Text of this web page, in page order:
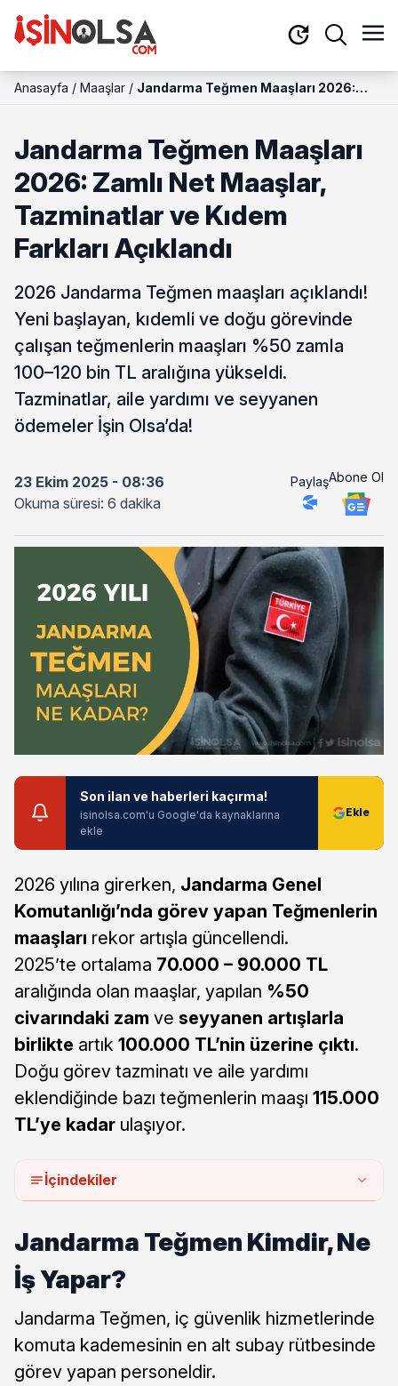
Anasayfa / Maaşlar / Jandarma Teğmen Maaşları 2026:
Jandarma Teğmen Maaşları
2026: Zamlı Net Maaşlar,
Tazminatlar ve Kıdem
Farkları Açıklandı
2026 Jandarma Teğmen maaşları açıklandı!
Yeni başlayan, kıdemli ve doğu görevinde
çalışan teğmenlerin maaşları %50 zamla
100–120 bin TL aralığına yükseldi.
Tazminatlar, aile yardımı ve seyyanen
ödemeler İşin Olsa’da!
23 Ekim 2025 - 08:36
Okuma süresi: 6 dakika
PaylaşAbone Ol
Son ilan ve haberleri kaçırma!
isinolsa.com'u Google'da kaynaklarına
ekle
2026 yılına girerken, Jandarma Genel
Komutanlığı’nda görev yapan Teğmenlerin
maaşları rekor artışla güncellendi.
2025’te ortalama 70.000 – 90.000 TL
aralığında olan maaşlar, yapılan %50
civarındaki zam ve seyyanen artışlarla
birlikte artık 100.000 TL’nin üzerine çıktı.
Doğu görev tazminatı ve aile yardımı
eklendiğinde bazı teğmenlerin maaşı 115.000
TL’ye kadar ulaşıyor.
İçindekiler
Jandarma Teğmen Kimdir, Ne
İş Yapar?
Jandarma Teğmen, iç güvenlik hizmetlerinde
komuta kademesinin en alt subay rütbesinde
görev yapan personeldir.